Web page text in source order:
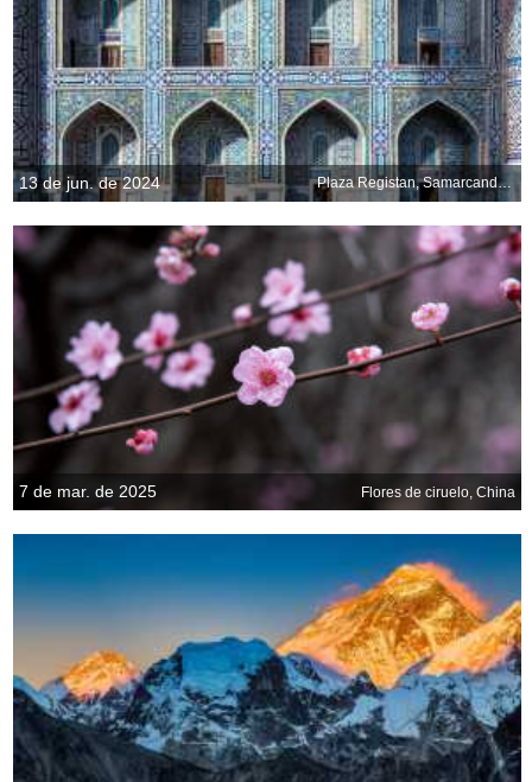
13 de jun. de 2024 Plaza Registan, Samarcanda, Uzbekistán
7 de mar. de 2025 Flores de ciruelo, China